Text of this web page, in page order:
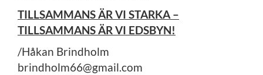
TILLSAMMANS ÄR VI STARKA –
TILLSAMMANS ÄR VI EDSBYN!
/Håkan Brindholm
brindholm66@gmail.com